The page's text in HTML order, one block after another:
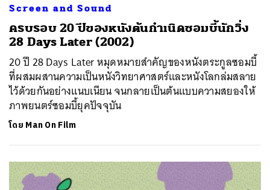
Screen and Sound
ครบรอบ 20 ปีของหนังต้นกำเนิดซอมบี้นักวิ่ง
28 Days Later (2002)
20 ปี 28 Days Later หมุดหมายสำคัญของหนังตระกูลซอมบี้
ที่ผสมผสานความเป็นหนังวิทยาศาสตร์และหนังโลกล่มสลาย
ไว้ด้วยกันอย่างแนบเนียน จนกลายเป็นต้นแบบความสยองให้
ภาพยนตร์ซอมบี้ยุคปัจจุบัน
โดย Man On Film
SHARE TWEET LINE EMAIL